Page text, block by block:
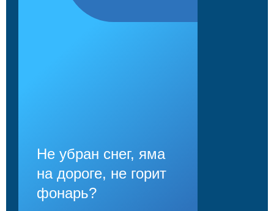
Не убран снег, яма
на дороге, не горит
фонарь?